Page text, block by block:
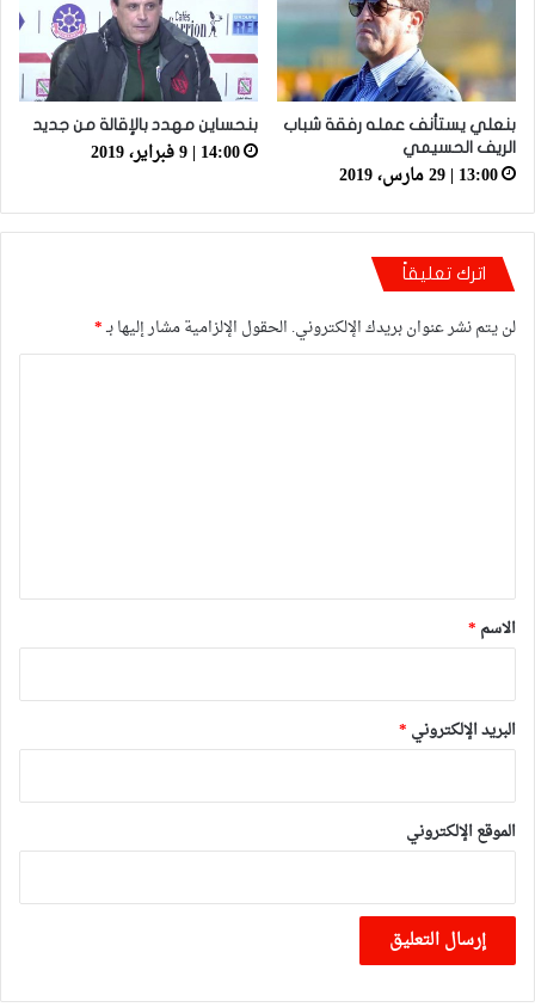
بنعلي يستأنف عمله رفقة شباب
الريف الحسيمي
13:00 | 29 مارس، 2019
بنحساين مهدد بالإقالة من جديد
14:00 | 9 فبراير، 2019
اترك تعليقاً
لن يتم نشر عنوان بريدك الإلكتروني. الحقول الإلزامية مشار إليها بـ*
*
الاسم *
البريد الإلكتروني *
الموقع الإلكتروني